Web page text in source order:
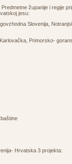
županije i regije
jesu:
Slovenija,
Primorsko-
Hrvatska 3 projekta: